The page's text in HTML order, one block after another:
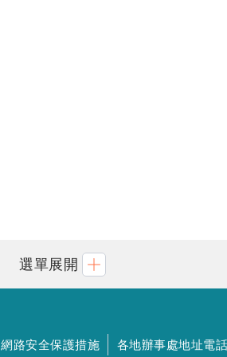
選單展開
網路安全保護措施 各地辦事處地址電話